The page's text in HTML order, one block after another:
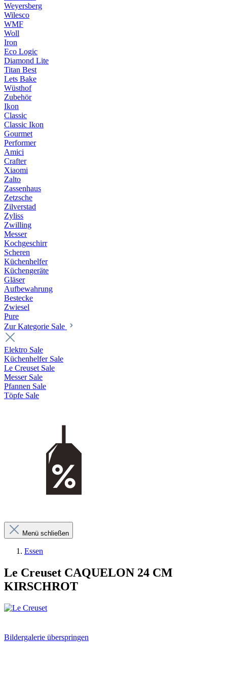
Weyersberg
Wilesco
WMF
Woll
Iron
Eco Logic
Diamond Lite
Titan Best
Lets Bake
Wüsthof
Zubehör
Ikon
Classic
Classic Ikon
Gourmet
Performer
Amici
Crafter
Xiaomi
Zalto
Zassenhaus
Zetzsche
Zilverstad
Zyliss
Zwilling
Messer
Kochgeschirr
Scheren
Küchenhelfer
Küchengeräte
Gläser
Aufbewahrung
Bestecke
Zwiesel
Pure
Zur Kategorie Sale
Elektro Sale
Küchenhelfer Sale
Le Creuset Sale
Messer Sale
Pfannen Sale
Töpfe Sale
Menü schließen
Essen
Le Creuset CAQUELON 24 CM
KIRSCHROT
Bildergalerie überspringen